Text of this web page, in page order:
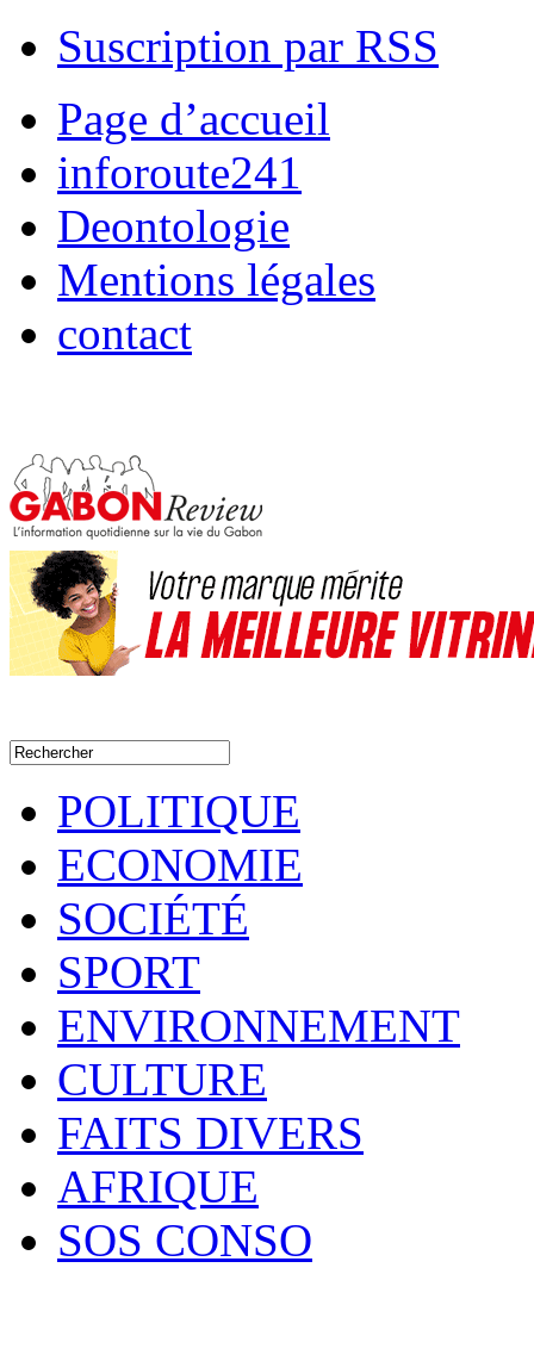
Suscription par RSS
Page d’accueil
inforoute241
Deontologie
Mentions légales
contact
POLITIQUE
ECONOMIE
SOCIÉTÉ
SPORT
ENVIRONNEMENT
CULTURE
FAITS DIVERS
AFRIQUE
SOS CONSO